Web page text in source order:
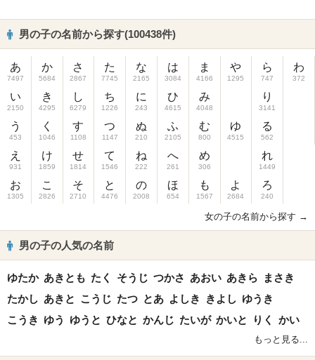
男の子の名前から探す(100438件)
あ
7497
い
2150
う
453
え
931
お
1305
か
5684
き
4295
く
1046
け
1859
こ
2826
さ
2867
し
6279
す
1108
せ
1814
そ
2710
た
7745
ち
1226
つ
1147
て
1546
と
4476
な
2165
に
243
ぬ
210
ね
222
の
2008
は
3084
ひ
4615
ふ
2105
へ
261
ほ
654
ま
4166
み
4048
む
800
め
306
も
1567
や
1295
ゆ
4515
よ
2684
ら
747
り
3141
る
562
れ
1449
ろ
240
わ
372
女の子の名前から探す →
男の子の人気の名前
ゆたか あきとも たく そうじ つかさ あおい あきら
まさき
たかし あきと こうじ たつ とあ よしき きよし ゆうき
こうき ゆう ゆうと ひなと かんじ たいが かいと りく かい
もっと見る...